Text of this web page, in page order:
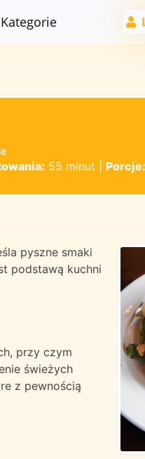
Kategorie
55 minut Porcje:
pyszne smaki
podstawą kuchni
przy czym
świeżych
z pewnością